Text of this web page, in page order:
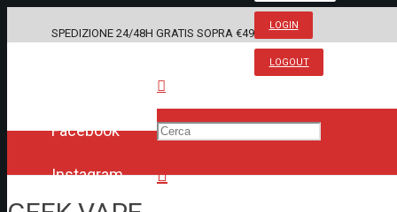
SPEDIZIONE 24/48H GRATIS SOPRA €49
LOGIN
LOGOUT
Facebook
Instagram